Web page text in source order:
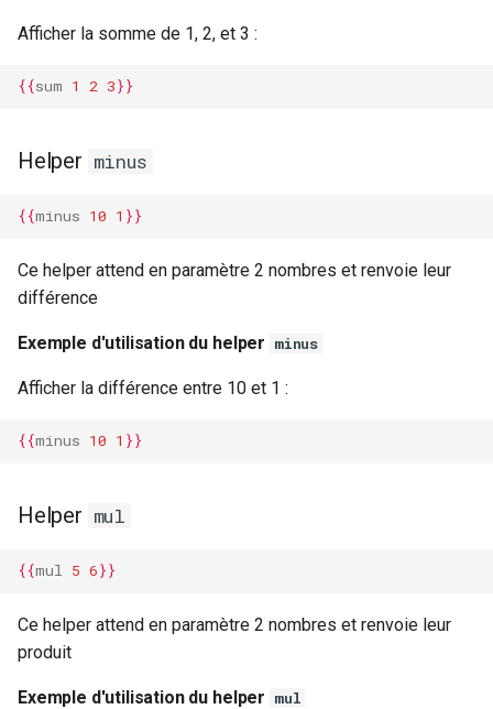
Afficher la somme de 1, 2, et 3 :
{{sum 1 2 3}}
Helper minus
{{minus 10 1 }}
Ce helper attend en paramètre 2 nombres et renvoie leur
différence
Exemple d'utilisation du helper minus
Afficher la différence entre 10 et 1 :
{{minus 10 1 }}
Helper mul
{{mul 5 6}}
Ce helper attend en paramètre 2 nombres et renvoie leur
produit
Exemple d'utilisation du helper mul